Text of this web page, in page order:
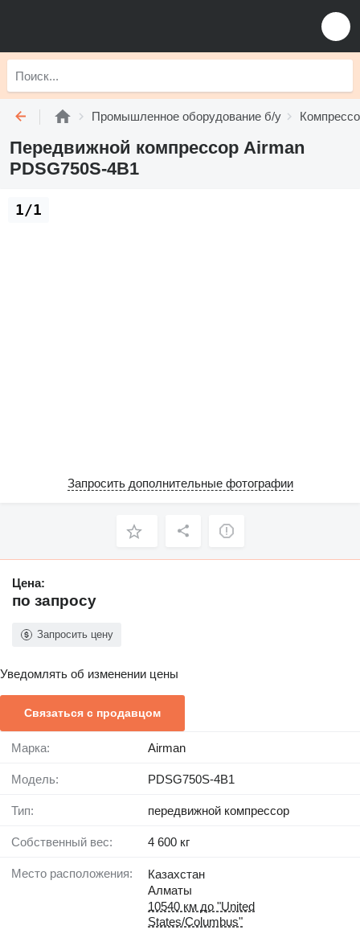
Промышленное оборудование б/у
Передвижной компрессор Airman
PDSG750S-4B1
1/1
Запросить дополнительные фотографии
Цена:
по запросу
Запросить цену
Уведомлять об изменении цены
Связаться с продавцом
Марка: Airman
Модель: PDSG750S-4B1
Тип: передвижной компрессор
Собственный вес: 4 600 кг
Место расположения:
Казахстан
Алматы
10540 км до "United
States/Columbus"